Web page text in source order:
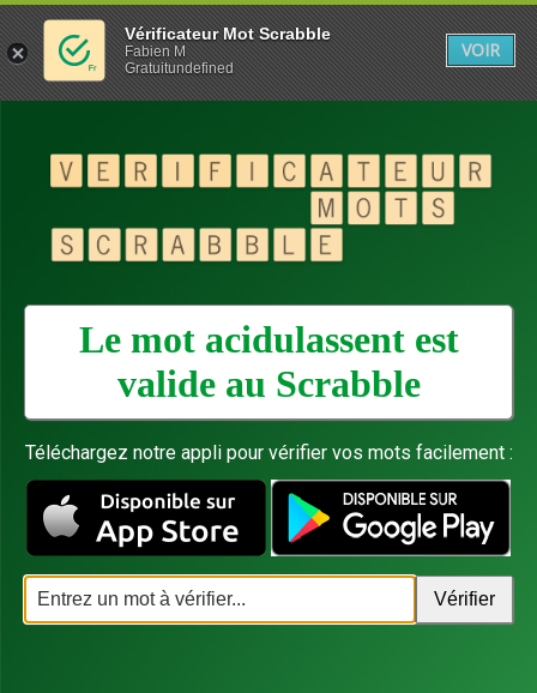
Le mot acidulassent est
valide au Scrabble
Téléchargez notre appli pour vérifier vos mots facilement :
Vérificateur Mot Scrabble
Fabien M
Gratuitundefined
VOIR